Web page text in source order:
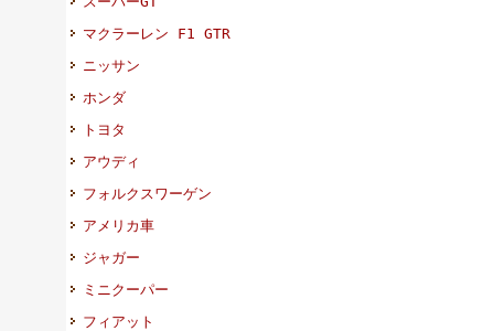
マクラーレン F1 GTR
ニッサン
ホンダ
トヨタ
アウディ
フォルクスワーゲン
アメリカ車
ジャガー
ミニクーパー
フィアット